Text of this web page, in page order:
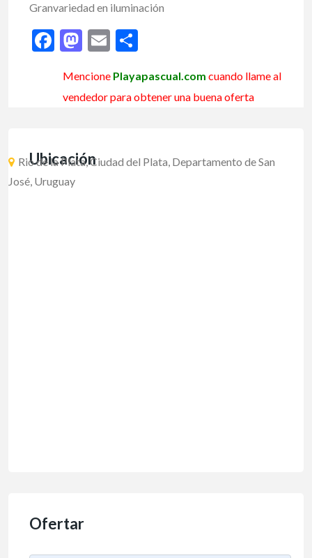
Granvariedad en iluminación
Facebook
Mastodon
Email
Mencione Playapascual.com cuando llame al
vendedor para obtener una buena oferta
Ubicación
Rio de la Plata, Ciudad del Plata, Departamento de San
José, Uruguay
Ofertar